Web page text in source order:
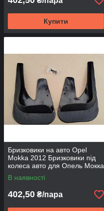
Купити
Бризковики на авто Opel
Mokka 2012 Бризковики під
колеса авто для Опель Мокка
2012 Бризковик передній
універсальні
В наявності
402,50 ₴/пара